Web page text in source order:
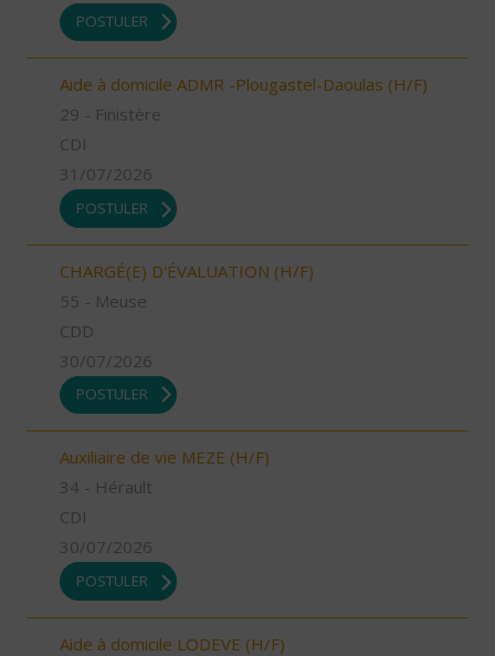
POSTULER
Aide à domicile ADMR -Plougastel-Daoulas (H/F)
29 - Finistère
CDI
31/07/2026
POSTULER
CHARGÉ(E) D'ÉVALUATION (H/F)
55 - Meuse
CDD
30/07/2026
POSTULER
Auxiliaire de vie MEZE (H/F)
34 - Hérault
CDI
30/07/2026
POSTULER
Aide à domicile LODEVE (H/F)